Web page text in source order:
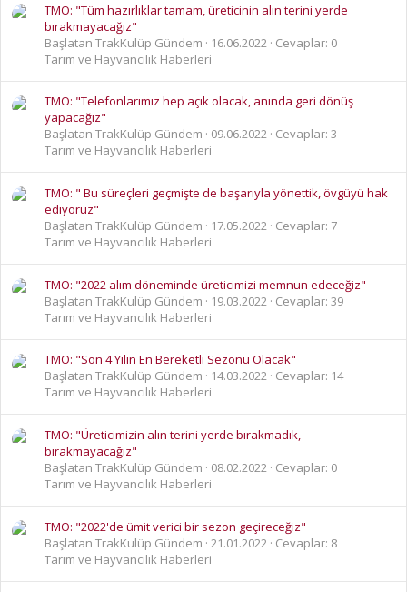
TMO: "Tüm hazırlıklar tamam, üreticinin alın terini yerde
bırakmayacağız"
Başlatan TrakKulüp Gündem
16.06.2022
Cevaplar: 0
Tarım ve Hayvancılık Haberleri
TMO: "Telefonlarımız hep açık olacak, anında geri dönüş
yapacağız"
Başlatan TrakKulüp Gündem
09.06.2022 Cevaplar: 3
Tarım ve Hayvancılık Haberleri
TMO: " Bu süreçleri geçmişte de başarıyla yönettik, övgüyü hak
ediyoruz"
Başlatan TrakKulüp Gündem
17.05.2022 Cevaplar: 7
Tarım ve Hayvancılık Haberleri
TMO: "2022 alım döneminde üreticimizi memnun edeceğiz"
Başlatan TrakKulüp Gündem
19.03.2022
Cevaplar: 39
Tarım ve Hayvancılık Haberleri
TMO: "Son 4 Yılın En Bereketli Sezonu Olacak"
Başlatan TrakKulüp Gündem
14.03.2022 Cevaplar: 14
Tarım ve Hayvancılık Haberleri
TMO: "Üreticimizin alın terini yerde bırakmadık,
bırakmayacağız"
Başlatan TrakKulüp Gündem
08.02.2022 Cevaplar: 0
Tarım ve Hayvancılık Haberleri
TMO: "2022'de ümit verici bir sezon geçireceğiz"
Başlatan TrakKulüp Gündem
21.01.2022
Cevaplar: 8
Tarım ve Hayvancılık Haberleri